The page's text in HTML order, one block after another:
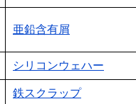
亜鉛含有屑
シリコンウェハー
鉄スクラップ